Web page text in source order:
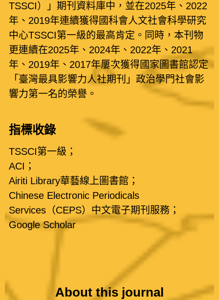
TSSCI）」期刊資料庫中，並在2025年、2022
年、2019年連續獲得國科會人文社會科學研究
中心TSSCI第一級的最高肯定。同時，本刊物
更連續在2025年、2024年、2022年、2021
年、2019年、2017年屢次獲得國家圖書館認定
「臺灣最具影響力人社期刊」政治學門社會影
響力第一名的榮譽。
指標收錄
TSSCI第一級；
ACI；
Airiti Library華藝線上圖書館；
Chinese Electronic Periodicals
Services（CEPS）中文電子期刊服務；
Google Scholar
About this journal